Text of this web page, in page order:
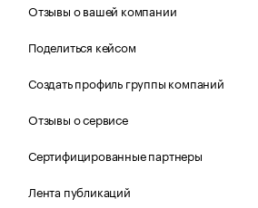
Отзывы о вашей компании
Поделиться кейсом
Создать профиль группы компаний
Отзывы о сервисе
Сертифицированные партнеры
Лента публикаций